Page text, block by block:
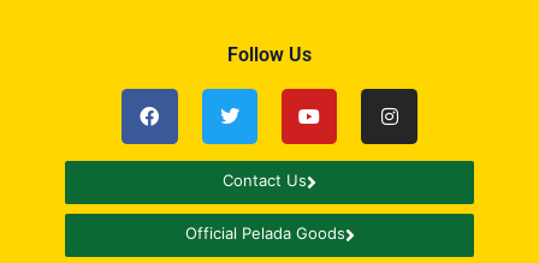
Follow Us
Contact Us
Official Pelada Goods